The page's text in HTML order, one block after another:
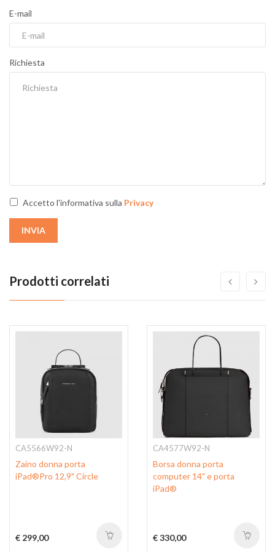
E-mail
Richiesta
Accetto l'informativa sulla Privacy
INVIA
Prodotti correlati
CA5566W92-N
Zaino donna porta
iPad®Pro 12,9" Circle
€ 299,00
CA4577W92-N
Borsa donna porta
computer 14" e porta
iPad®
€ 330,00